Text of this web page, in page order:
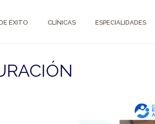
ÉXITO CLÍNICAS ESPECIALIDADES